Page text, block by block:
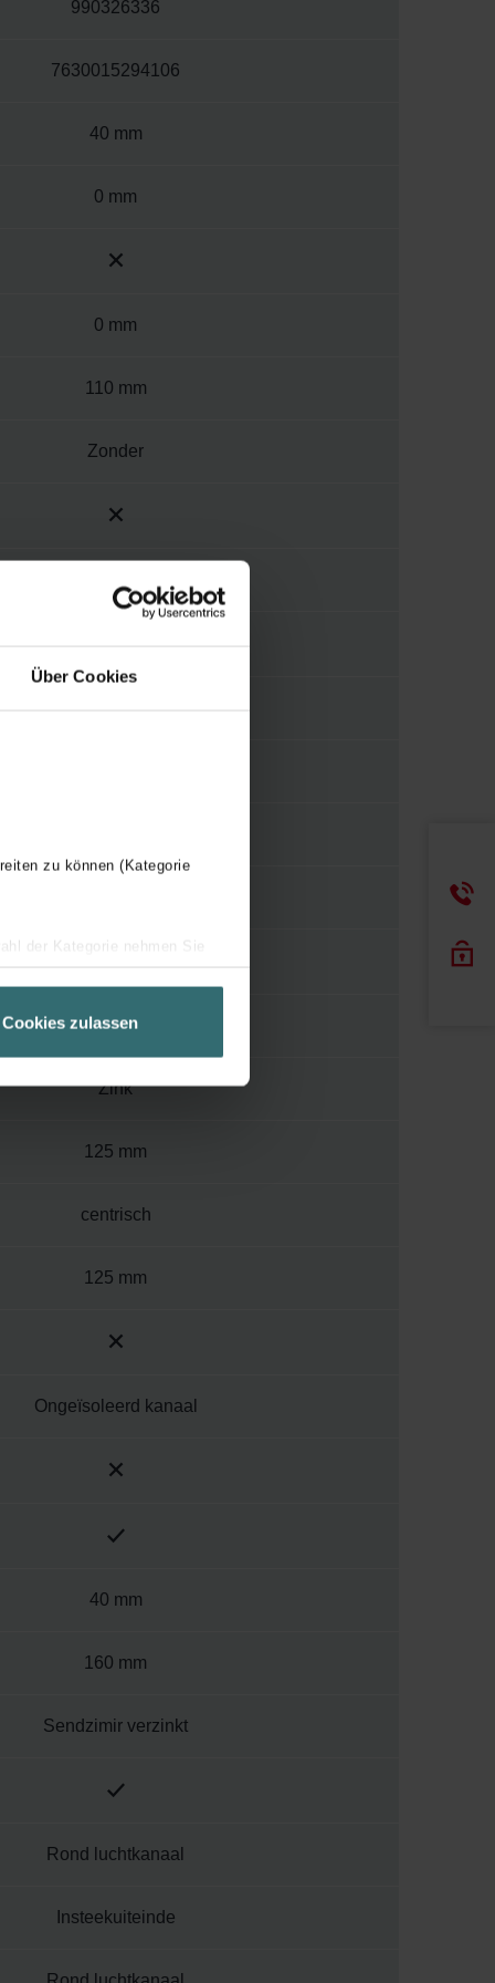
Über Cookies
zu können (Kategorie
der Kategorie nehmen Sie
Informationen
über einen Link in der
Cookies zulassen
990326336
7630015294106
40 mm
0 mm
0 mm
110 mm
Zonder
0 mm
Insteekuiteinde
Zink
125 mm
centrisch
125 mm
Ongeïsoleerd kanaal
40 mm
160 mm
Sendzimir verzinkt
Rond luchtkanaal
Insteekuiteinde